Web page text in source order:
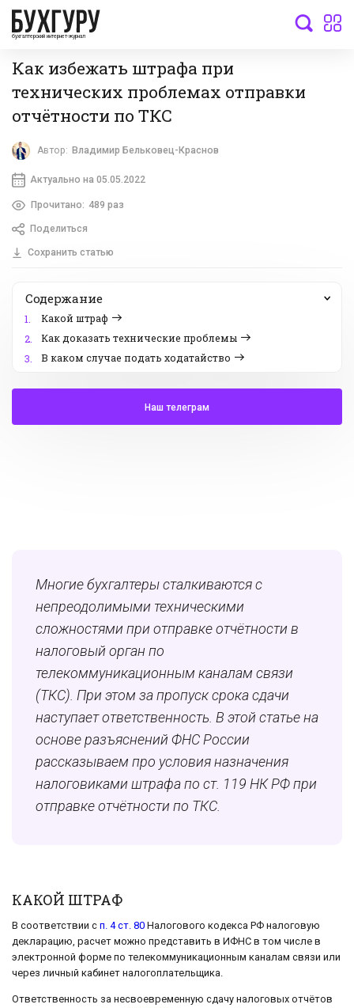
бухгалтерский интернет-журнал
Как избежать штрафа при
технических проблемах отправки
отчётности по ТКС
Автор: Владимир Бельковец-Краснов
Актуально на 05.05.2022
Прочитано: 489 раз
Поделиться
Сохранить статью
Содержание
1.
Какой штраф
2.
Как доказать технические проблемы
3.
В каком случае подать ходатайство
Наш телеграм
Многие бухгалтеры сталкиваются с
непреодолимыми техническими
сложностями при отправке отчётности в
налоговый орган по
телекоммуникационным каналам связи
(ТКС). При этом за пропуск срока сдачи
наступает ответственность. В этой статье на
основе разъяснений ФНС России
рассказываем про условия назначения
налоговиками штрафа по ст. 119 НК РФ при
отправке отчётности по ТКС.
КАКОЙ ШТРАФ
В соответствии с п. 4 ст. 80 Налогового кодекса РФ налоговую
декларацию, расчет можно представить в ИФНС в том числе в
электронной форме по телекоммуникационным каналам связи или
через личный кабинет налогоплательщика.
Ответственность за несвоевременную сдачу налоговых отчётов